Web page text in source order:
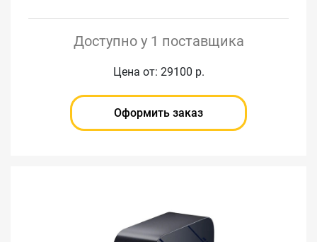
Доступно у 1 поставщика
Цена от: 29100 р.
Оформить заказ